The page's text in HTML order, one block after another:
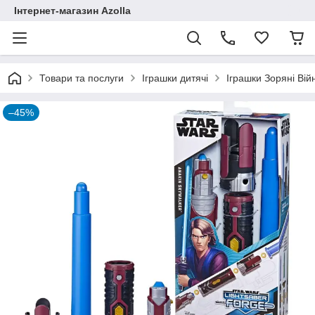
Інтернет-магазин Azolla
Товари та послуги Іграшки дитячі Іграшки Зоряні
–45%